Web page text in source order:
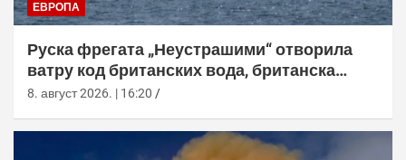
ЕВРОПА
Руска фрегата „Неустрашими“ отворила
ватру код британских вода, британска
морнарица појачала праћење
8. август 2026. | 16:20